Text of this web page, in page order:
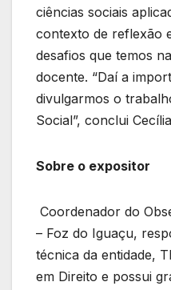
ciências sociais
contexto de reflexão
desafios que temos
docente. “Daí a
divulgarmos o
Social”, conclui
Sobre o expositor
Coordenador do
– Foz do Iguaçu,
técnica da entidade,
em Direito e possui